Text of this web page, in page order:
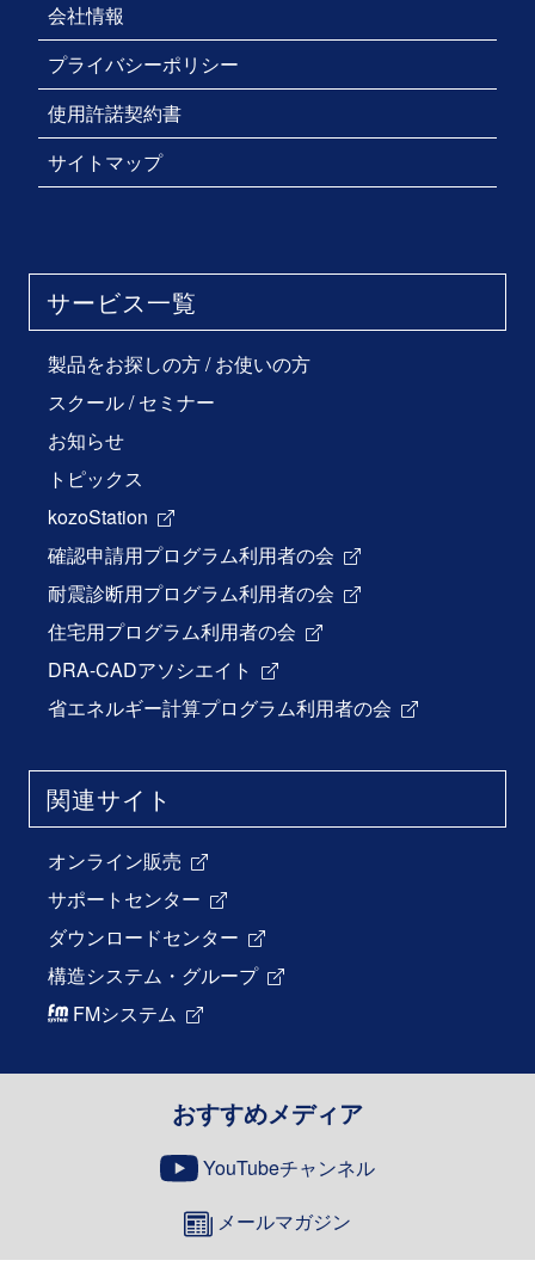
会社情報
プライバシーポリシー
使用許諾契約書
サイトマップ
サービス一覧
製品をお探しの方/お使いの方
スクール / セミナー
お知らせ
トピックス
kozoStation
確認申請用プログラム利用者の会
耐震診断用プログラム利用者の会
住宅用プログラム利用者の会
DRA-CADアソシエイト
省エネルギー計算プログラム利用者の会
関連サイト
オンライン販売
サポートセンター
ダウンロードセンター
構造システム・グループ
FMシステム
おすすめメディア
YouTubeチャンネル
メールマガジン